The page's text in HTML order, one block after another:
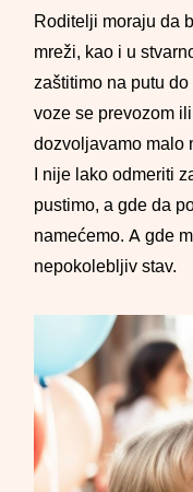
Roditelji moraju da
mreži, kao i u
zaštitimo na putu
voze se prevozom
dozvoljavamo malo
I nije lako odmeriti
pustimo, a gde da
namećemo. A gde
nepokolebljiv stav.